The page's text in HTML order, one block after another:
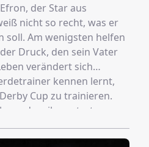
der Star aus
nicht so recht, was er
soll. Am wenigsten helfen
Druck, den sein Vater
verändert sich
kennen lernt,
Cup zu trainieren.
ihn antreten zu
Bully zu besiegen – und
der in ihm schlummert?